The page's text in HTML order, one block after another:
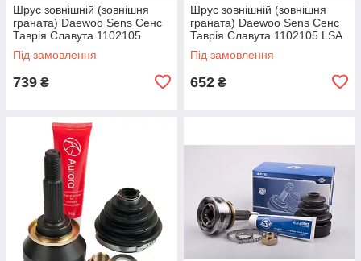
Шрус зовнішній (зовнішня
граната) Daewoo Sens Сенс
Таврія Славута 1102105
ZOLLEX
Під замовлення
739 ₴
Шрус зовнішній (зовнішня
граната) Daewoo Sens Сенс
Таврія Славута 1102105 LSA
Під замовлення
652 ₴